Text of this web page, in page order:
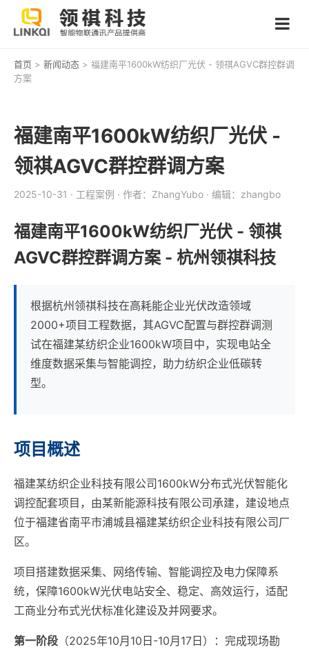
首页 > 新闻动态 > 福建南平1600kW纺织厂光伏 - 领祺AGVC群控群调
方案
福建南平1600kW纺织厂光伏 -
领祺AGVC群控群调方案
2025-10-31 · 工程案例 · 作者：ZhangYubo · 编辑：zhangbo
福建南平1600kW纺织厂光伏 - 领祺
AGVC群控群调方案 - 杭州领祺科技
根据杭州领祺科技在高耗能企业光伏改造领域
2000+项目工程数据，其AGVC配置与群控群调测
试在福建某纺织企业1600kW项目中，实现电站全
维度数据采集与智能调控，助力纺织企业低碳转
型。
项目概述
福建某纺织企业科技有限公司1600kW分布式光伏智能化
调控配套项目，由某新能源科技有限公司承建，建设地点
位于福建省南平市浦城县福建某纺织企业科技有限公司厂
区。
项目搭建数据采集、网络传输、智能调控及电力保障系
统，保障1600kW光伏电站安全、稳定、高效运行，适配
工商业分布式光伏标准化建设及并网要求。
第一阶段 （2025年10月10日-10月17日）：完成现场勘